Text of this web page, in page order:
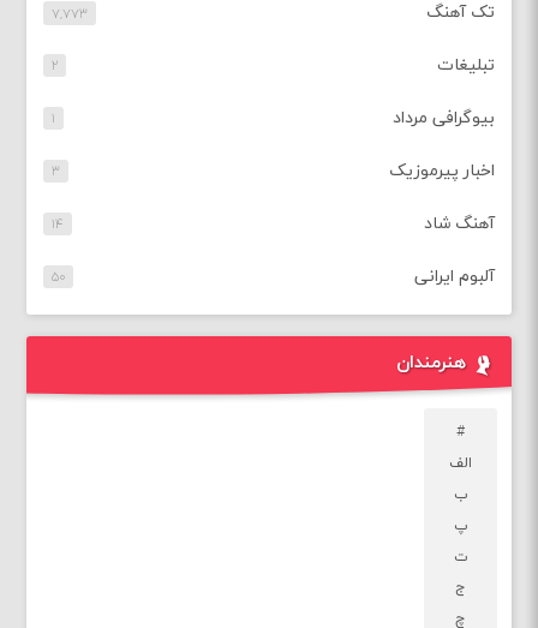
تک آهنگ ۷,۷۷۳
تبلیغات ۲
بیوگرافی مرداد ۱
اخبار پیرموزیک ۳
آهنگ شاد ۱۴
آلبوم ایرانی ۵۰
هنرمندان
#
الف
ب
پ
ت
ج
چ